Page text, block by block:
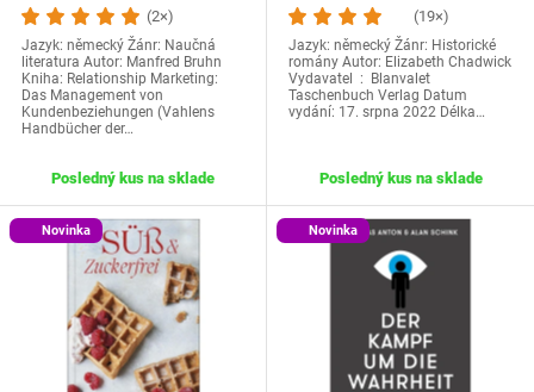
(2×)
Jazyk: německý Žánr: Naučná
literatura Autor: Manfred Bruhn
Kniha: Relationship Marketing:
Das Management von
Kundenbeziehungen (Vahlens
Handbücher der…
Posledný kus na sklade
(19×)
Jazyk: německý Žánr: Historické
romány‎ Autor: Elizabeth Chadwick
Vydavatel ‏ : ‎ Blanvalet
Taschenbuch Verlag Datum
vydání: ‎17. srpna 2022 Délka…
Posledný kus na sklade
Novinka Novinka